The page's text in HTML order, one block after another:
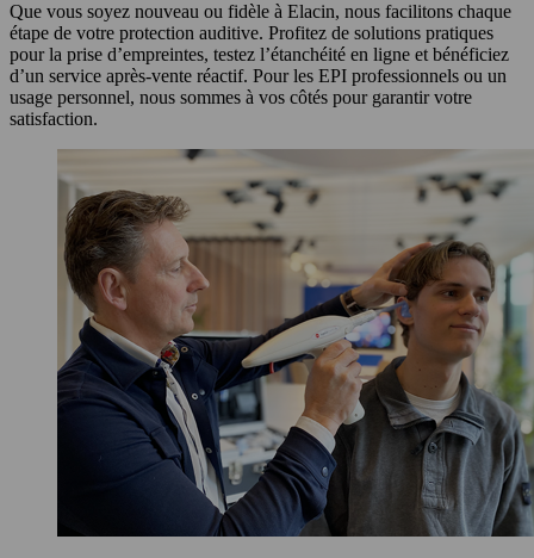
Que vous soyez nouveau ou fidèle à Elacin, nous facilitons chaque
étape de votre protection auditive. Profitez de solutions pratiques
pour la prise d’empreintes, testez l’étanchéité en ligne et bénéficiez
d’un service après-vente réactif. Pour les EPI professionnels ou un
usage personnel, nous sommes à vos côtés pour garantir votre
satisfaction.